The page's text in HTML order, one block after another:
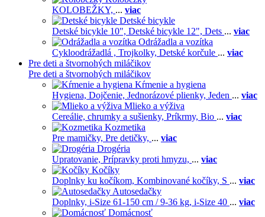
KOLOBEŽKY, ... viac
Detské bicykle
Detské bicykle 10", Detské bicykle 12", Dets ... viac
Odrážadla a vozítka
Cykloodrážadlá , Trojkolky, Detské korčule ... viac
Pre deti a štvornohých miláčikov
Pre deti a štvornohých miláčikov
Kŕmenie a hygiena
Hygiena, Dojčenie, Jednorázové plienky, Jeden ... viac
Mlieko a výživa
Cereálie, chrumky a sušienky, Príkrmy, Bio ... viac
Kozmetika
Pre mamičky, Pre detičky, ... viac
Drogéria
Upratovanie, Prípravky proti hmyzu, ... viac
Kočíky
Doplnky ku kočíkom, Kombinované kočíky, S ... viac
Autosedačky
Doplnky, i-Size 61-150 cm / 9-36 kg, i-Size 40 ... viac
Domácnosť